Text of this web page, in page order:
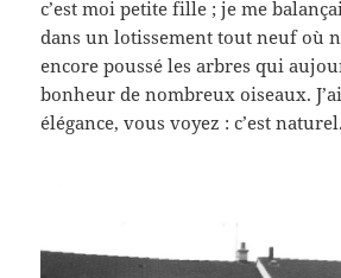
c’est moi petite fille ; je me
dans un lotissement tout neuf où
encore poussé les arbres qui
bonheur de nombreux oiseaux.
élégance, vous voyez : c’est naturel.